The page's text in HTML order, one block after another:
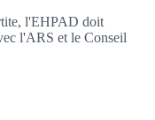
l'EHPAD doit
l'ARS et le Conseil